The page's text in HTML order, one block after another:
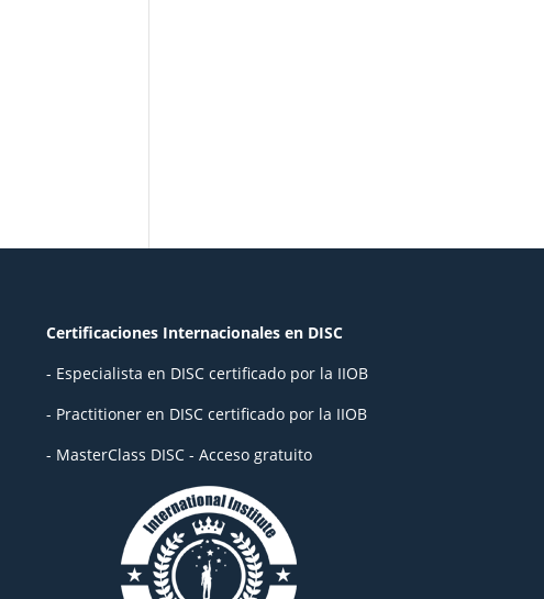
Certificaciones Internacionales en DISC
- Especialista en DISC certificado por la IIOB
- Practitioner en DISC certificado por la IIOB
- MasterClass DISC - Acceso gratuito